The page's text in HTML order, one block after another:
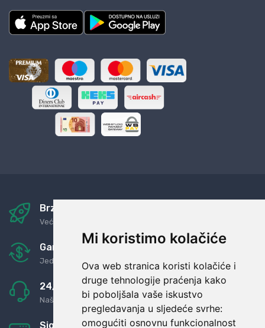
Mi koristimo kolačiće
Ova web stranica koristi kolačiće i
druge tehnologije praćenja kako
bi poboljšala vaše iskustvo
pregledavanja u sljedeće svrhe:
omogućiti osnovnu funkcionalnost
Brza i sigurna dostava
Već za nekoliko dana kod vas
Garancija u povrat novaca
Jednostavno pravilo: Roba za novac
24/7 odlična podrška
Naši agenti uvijek na raspolaganju
Sigurno obročno plaćanje